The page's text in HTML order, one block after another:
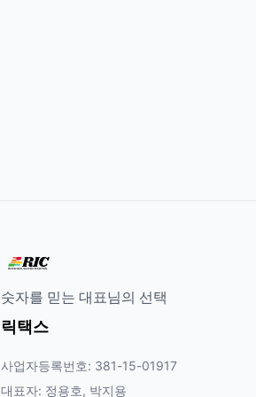
숫자를 믿는 대표님의 선택
릭택스
사업자등록번호: 381-15-01917
대표자: 정용호, 박지용